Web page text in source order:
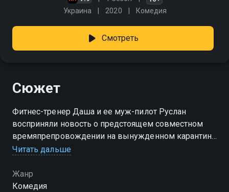
Украина 2020 Комедия
Смотреть
Сюжет
Фитнес-тренер Даша и ее муж-пилот Руслан
восприняли новость о предстоящем совместном
времяпрепровождении на вынужденном карантине
с энтузиазмом. Но чем обернется столь длительное
Справятся ли они со всеми бытовыми проблемами?
И самое главное - не пострадают ли их чувства друг
Читать дальше
Жанр
Комедия